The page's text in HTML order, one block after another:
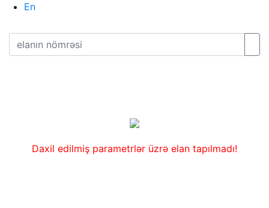
En
Daxil edilmiş parametrlər üzrə elan tapılmadı!